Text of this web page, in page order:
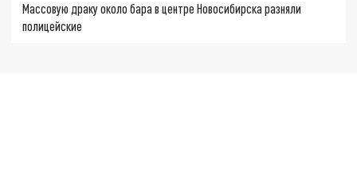
Массовую драку около бара в центре Новосибирска разняли
полицейские